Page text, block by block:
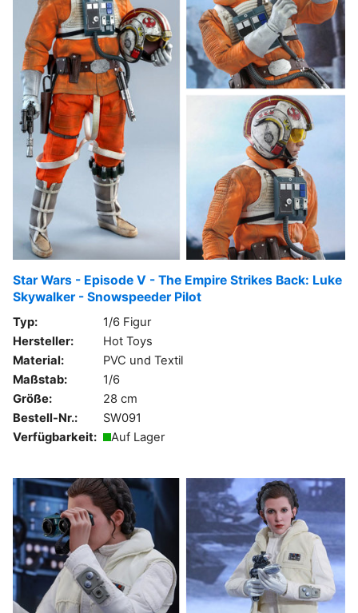
Star Wars - Episode V - The Empire Strikes Back: Luke
Skywalker - Snowspeeder Pilot
Typ:
1/6 Figur
Hersteller:
Hot Toys
Material:
PVC und Textil
Maßstab:
1/6
Größe:
28 cm
Bestell-Nr.:
SW091
Verfügbarkeit:
Auf Lager